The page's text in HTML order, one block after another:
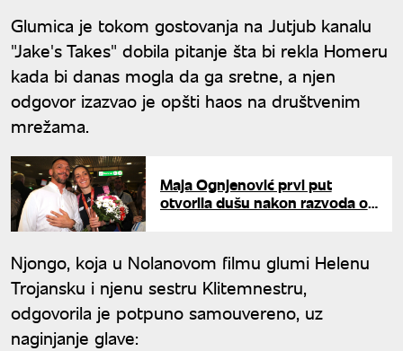
Glumica je tokom gostovanja na Jutjub kanalu
"Jake's Takes" dobila pitanje šta bi rekla Homeru
kada bi danas mogla da ga sretne, a njen
odgovor izazvao je opšti haos na društvenim
mrežama.
Maja Ognjenović prvi put
otvorila dušu nakon razvoda od
Njongo, koja u Nolanovom filmu glumi Helenu
Trojansku i njenu sestru Klitemnestru,
odgovorila je potpuno samouvereno, uz
naginjanje glave: